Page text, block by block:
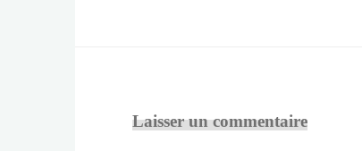
Laisser un commentaire